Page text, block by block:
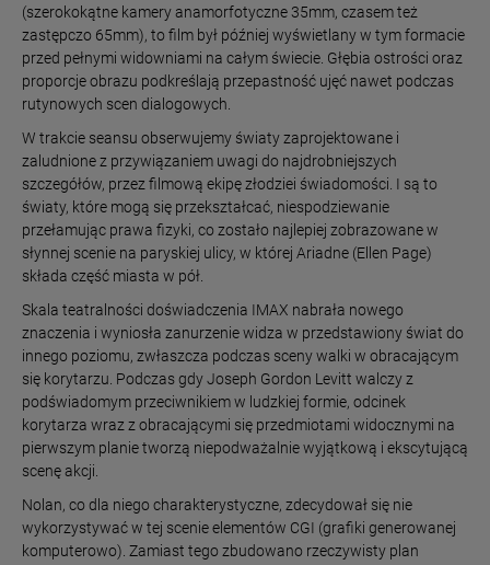
(szerokokątne kamery anamorfotyczne 35mm, czasem też
zastępczo 65mm), to film był później wyświetlany w tym formacie
przed pełnymi widowniami na całym świecie. Głębia ostrości oraz
proporcje obrazu podkreślają przepastność ujęć nawet podczas
rutynowych scen dialogowych.
W trakcie seansu obserwujemy światy zaprojektowane i
zaludnione z przywiązaniem uwagi do najdrobniejszych
szczegółów, przez filmową ekipę złodziei świadomości. I są to
światy, które mogą się przekształcać, niespodziewanie
przełamując prawa fizyki, co zostało najlepiej zobrazowane w
słynnej scenie na paryskiej ulicy, w której Ariadne (Ellen Page)
składa część miasta w pół.
Skala teatralności doświadczenia IMAX nabrała nowego
znaczenia i wyniosła zanurzenie widza w przedstawiony świat do
innego poziomu, zwłaszcza podczas sceny walki w obracającym
się korytarzu. Podczas gdy Joseph Gordon Levitt walczy z
podświadomym przeciwnikiem w ludzkiej formie, odcinek
korytarza wraz z obracającymi się przedmiotami widocznymi na
pierwszym planie tworzą niepodważalnie wyjątkową i ekscytującą
scenę akcji.
Nolan, co dla niego charakterystyczne, zdecydował się nie
wykorzystywać w tej scenie elementów CGI (grafiki generowanej
komputerowo). Zamiast tego zbudowano rzeczywisty plan